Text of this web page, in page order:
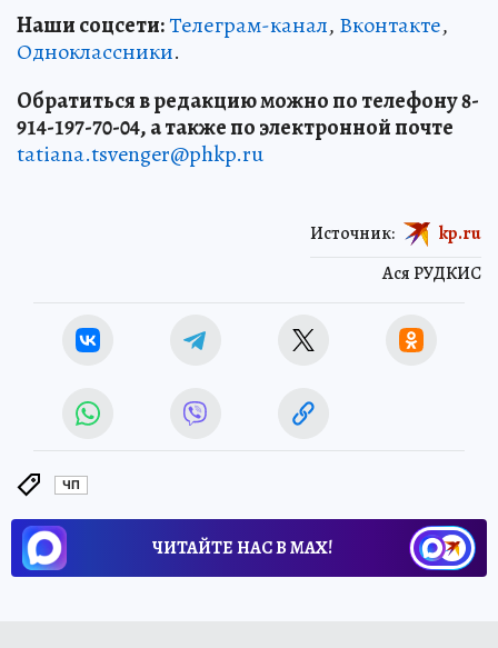
Наши соцсети:Телеграм-канал, Вконтакте,
Одноклассники.
Обратиться в редакцию можно по телефону 8-
914-197-70-04, а также по электронной почте
tatiana.tsvenger@phkp.ru
Ася РУДКИС
Источник: kp.ru
ЧП
ЧИТАЙТЕ НАС В МАХ!